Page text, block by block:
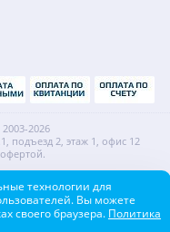
2026
подъезд 2, этаж 1, офис 12
технологии для
Вы можете
своего браузера. Политика